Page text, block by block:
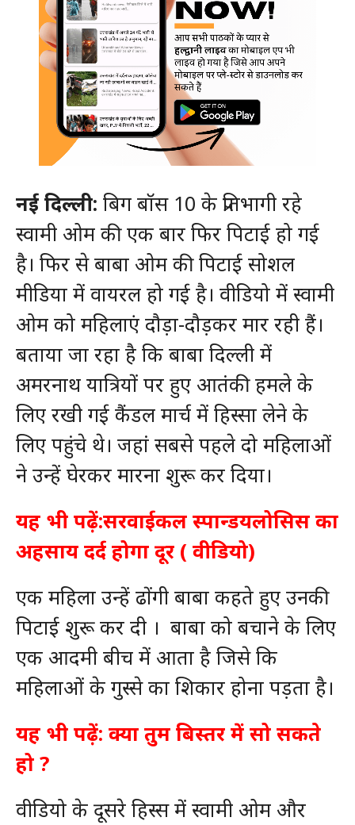
नई दिल्ली: बिग बॉस 10 के प्रतिभागी रहे
स्वामी ओम की एक बार फिर पिटाई हो गई
है। फिर से बाबा ओम की पिटाई सोशल
मीडिया में वायरल हो गई है। वीडियो में स्वामी
ओम को महिलाएं दौड़ा-दौड़कर मार रही हैं।
बताया जा रहा है कि बाबा दिल्ली में
अमरनाथ यात्रियों पर हुए आतंकी हमले के
लिए रखी गई कैंडल मार्च में हिस्सा लेने के
लिए पहुंचे थे। जहां सबसे पहले दो महिलाओं
ने उन्हें घेरकर मारना शुरू कर दिया।
यह भी पढ़ें:सरवाईकल स्पान्डयलोसिस का
अहसाय दर्द होगा दूर ( वीडियो)
एक महिला उन्हें ढोंगी बाबा कहते हुए उनकी
पिटाई शुरू कर दी । बाबा को बचाने के लिए
एक आदमी बीच में आता है जिसे कि
महिलाओं के गुस्से का शिकार होना पड़ता है।
यह भी पढ़ें: क्या तुम बिस्तर में सो सकते
हो ?
वीडियो के दूसरे हिस्स में स्वामी ओम और